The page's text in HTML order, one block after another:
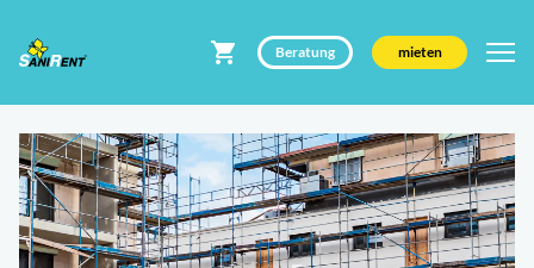
Beratung mieten